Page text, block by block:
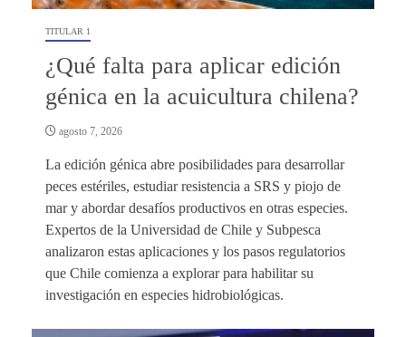
TITULAR 1
¿Qué falta para aplicar edición
génica en la acuicultura chilena?
agosto 7, 2026
La edición génica abre posibilidades para desarrollar
peces estériles, estudiar resistencia a SRS y piojo de
mar y abordar desafíos productivos en otras especies.
Expertos de la Universidad de Chile y Subpesca
analizaron estas aplicaciones y los pasos regulatorios
que Chile comienza a explorar para habilitar su
investigación en especies hidrobiológicas.